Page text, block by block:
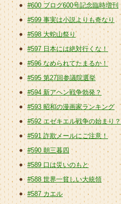
#600 ブログ600号記念臨時増刊
#599 事実は小説よりも奇なり
#598 大蛇山祭り
#597 日本には絶対行くな！
#596 なめられてたまるか！
#595 第27回参議院選挙
#594 新アヘン戦争勃発？
#593 昭和の漫画家ランキング
#592 エゼキエル戦争の始まり？
#591 詐欺メールにご注意！
#590 朝三暮四
#589 口は災いのもと
#588 世界一貧しい大統領
#587 カエル